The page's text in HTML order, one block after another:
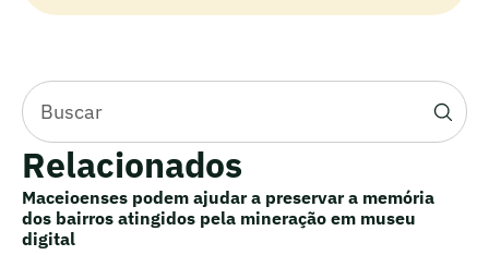
Relacionados
Maceioenses podem ajudar a preservar a memória
dos bairros atingidos pela mineração em museu
digital